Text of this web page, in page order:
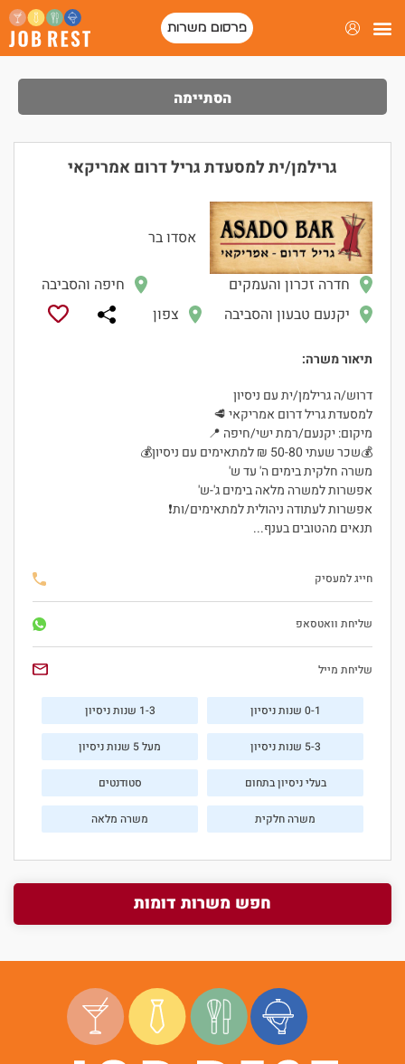
פרסום משרות
הסתיימה
גרילמן/ית למסעדת גריל דרום אמריקאי
אסדו בר
חדרה זכרון והעמקים
חיפה והסביבה
יקנעם טבעון והסביבה
צפון
תיאור משרה:
דרוש/ה גרילמן/ית עם ניסיון
למסעדת גריל דרום אמריקאי 🥩
מיקום: יקנעם/רמת ישי/חיפה 📍
💰שכר שעתי 50-80 ₪ למתאימים עם ניסיון💰
משרה חלקית בימים ה' עד ש'
אפשרות למשרה מלאה בימים ג'-ש'
אפשרות לעתודה ניהולית למתאימים/ות❗
תנאים מהטובים בענף...
חייג למעסיק
שליחת וואטסאפ
שליחת מייל
0-1 שנות ניסיון 1-3 שנות ניסיון
5-3 שנות ניסיון מעל 5 שנות ניסיון
בעלי ניסיון בתחום סטודנטים
משרה חלקית משרה מלאה
חפש משרות דומות